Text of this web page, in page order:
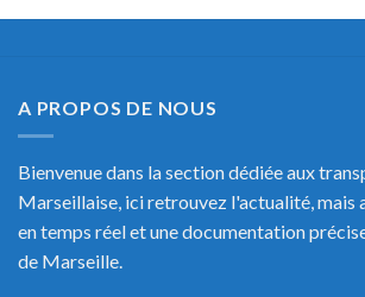
A PROPOS DE NOUS
Bienvenue dans la section dédiée aux
Marseillaise, ici retrouvez l'actualité, mais
en temps réel et une documentation
de Marseille.